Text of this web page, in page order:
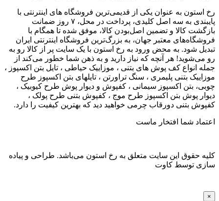
رخ استون به عنوان یکی از قدیمی‌ترین فروشگاه های اینترنتی با
پایبندی به سه اصل کلیدی، پرداخت در محل، ۷ روز ضمانت
بازگشت کالا و تضمین اصل‌بودن کالا، موفق شده تا همگام با
فروشگاه‌های معتبر جهان، به بزرگ‌ترین فروشگاه اینترنتی ایران
تبدیل شود. به محض ورود به رخ استون با یک سایت پر از کالا رو به
رو می‌شوید! هر آنچه که نیاز دارید و به ذهن شما خطور می‌کند از
جمله انواع کف پوش های بتنی ، موزاییک حیاطی ، تایل بتن اکسپوز ،
موزاییک بتنی پلیمری ، سنگ تراورتن ، تایلهای بتن اکسپوز طرح
چوبی، بتن اکسپوز سیمانی ، کفپوش و دیوار پوش طرح کیوبیک ،
دیوار پوش بتن اکسپوز طرح موج ، کفپوش بتنی طرح پولک ،
کفپوش بتنی دورقاب چرمی خواهید دید که بهترین کیفیت را دارد.
اعتماد شما افتخار ماست
کلیه حقوق این سایت متعلق به رخ استون می‌باشد. طراحی و پیاده
سازی توسط کاوت
×